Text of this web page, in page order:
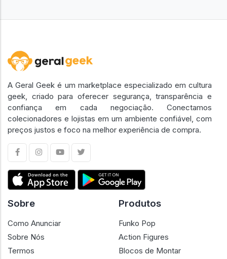
A Geral Geek é um marketplace especializado em cultura
geek, criado para oferecer segurança, transparência e
confiança em cada negociação. Conectamos
colecionadores e lojistas em um ambiente confiável, com
preços justos e foco na melhor experiência de compra.
Sobre
Como Anunciar
Sobre Nós
Termos
Produtos
Funko Pop
Action Figures
Blocos de Montar